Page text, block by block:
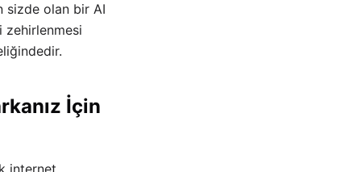
sizde olan bir AI
zehirlenmesi
İçin
internet